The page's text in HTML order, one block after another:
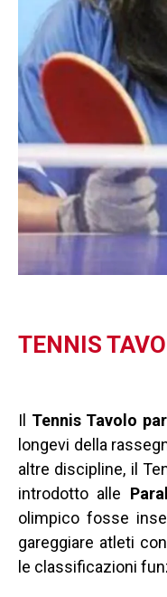
TENNIS
Il Tennis Tavolo
longevi della
altre discipline, il
introdotto alle
olimpico fosse
gareggiare atleti
le classificazioni